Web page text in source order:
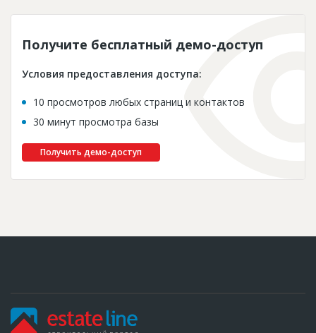
Получите бесплатный демо-доступ
Условия предоставления доступа:
10 просмотров любых страниц и контактов
30 минут просмотра базы
Получить демо-доступ